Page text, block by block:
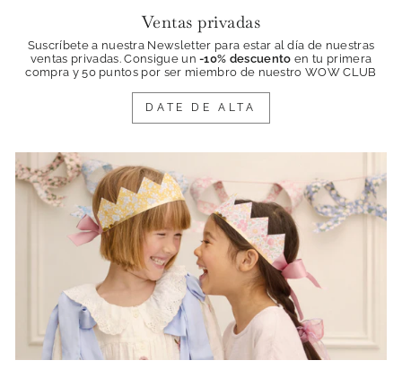
Ventas privadas
Suscríbete a nuestra Newsletter para estar al día de nuestras
ventas privadas. Consigue un -10% descuento en tu primera
compra y 50 puntos por ser miembro de nuestro WOW CLUB
DATE DE ALTA